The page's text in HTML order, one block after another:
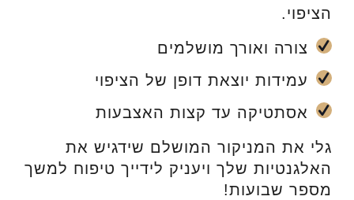
הציפוי.
צורה ואורך מושלמים
עמידות יוצאת דופן של הציפוי
אסתטיקה עד קצות האצבעות
גלי את המניקור המושלם שידגיש את
האלגנטיות שלך ויעניק לידייך טיפוח למשך
מספר שבועות!